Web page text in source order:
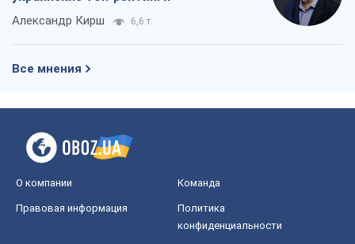
Александр Кирш 6,6 т.
Все мнения
О компании Команда
Правовая информация
Политика
конфиденциальности